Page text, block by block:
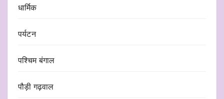
धार्मिक
पर्यटन
पश्चिम बंगाल
पौड़ी गढ़वाल